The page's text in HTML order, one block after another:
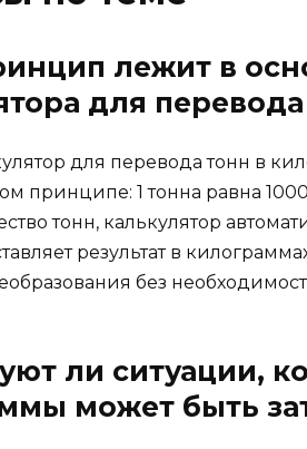
лежит в
для
для перевода тонн в
принципе: 1 тонна равна
тонн, калькулятор
результат в
без
ли ситуации,
может быть